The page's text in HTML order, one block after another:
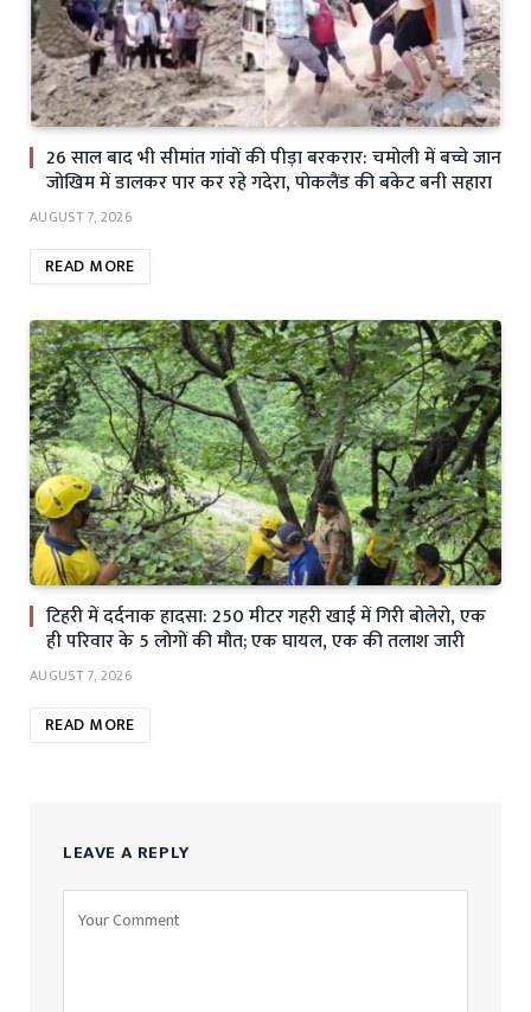
26 साल बाद भी सीमांत गांवों की पीड़ा बरकरार: चमोली में बच्चे जान
जोखिम में डालकर पार कर रहे गदेरा, पोकलैंड की बकेट बनी सहारा
AUGUST 7, 2026
READ MORE
टिहरी में दर्दनाक हादसा: 250 मीटर गहरी खाई में गिरी बोलेरो, एक
ही परिवार के 5 लोगों की मौत; एक घायल, एक की तलाश जारी
AUGUST 7, 2026
READ MORE
LEAVE A REPLY